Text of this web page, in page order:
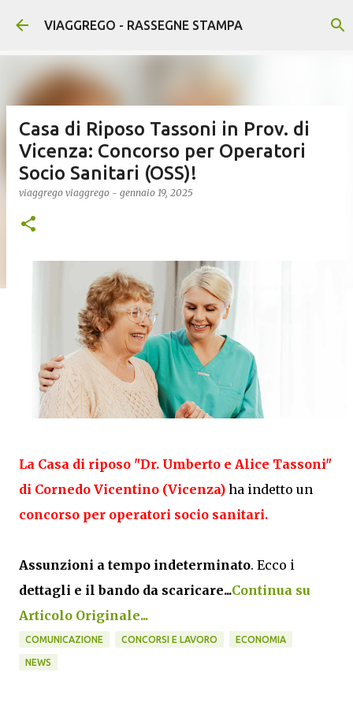
Passa ai contenuti principali
VIAGGREGO - RASSEGNE STAMPA
Casa di Riposo Tassoni in Prov. di
Vicenza: Concorso per Operatori
Socio Sanitari (OSS)!
viaggrego viaggrego - gennaio 19, 2025
La Casa di riposo "Dr. Umberto e Alice Tassoni"
di Cornedo Vicentino (Vicenza) ha indetto un
concorso per operatori socio sanitari.
Assunzioni a tempo indeterminato. Ecco i
dettagli e il bando da scaricare...Continua su
Articolo Originale...
COMUNICAZIONE CONCORSI E LAVORO ECONOMIA
NEWS